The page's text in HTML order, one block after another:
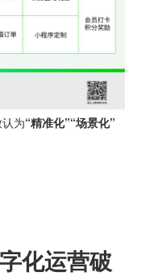
为“精准化”“场景化”
化运营破